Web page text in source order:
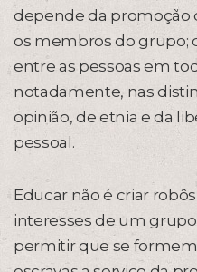
depende da promoção
os membros do grupo;
entre as pessoas em
notadamente, nas
opinião, de etnia e da
pessoal.
Educar não é criar
interesses de um
permitir que se